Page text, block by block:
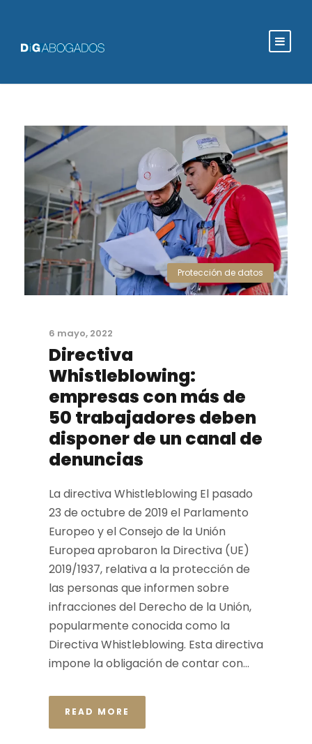
Protección de datos
6 mayo, 2022
Directiva
Whistleblowing:
empresas con más de
50 trabajadores deben
disponer de un canal de
denuncias
La directiva Whistleblowing El pasado
23 de octubre de 2019 el Parlamento
Europeo y el Consejo de la Unión
Europea aprobaron la Directiva (UE)
2019/1937, relativa a la protección de
las personas que informen sobre
infracciones del Derecho de la Unión,
popularmente conocida como la
Directiva Whistleblowing. Esta directiva
impone la obligación de contar con...
READ MORE